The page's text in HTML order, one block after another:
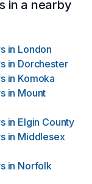
in a nearby
in London
in Dorchester
in Komoka
in Mount
in Elgin County
in Middlesex
in Norfolk